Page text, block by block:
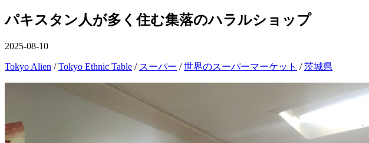
じ
ー り
え
パキスタン人が多く住む集落のハラルショップ
公
日
2025-08-10
カ
Tokyo Alien /Tokyo Ethnic Table / スーパー /世界のスーパーマーケット /茨城県